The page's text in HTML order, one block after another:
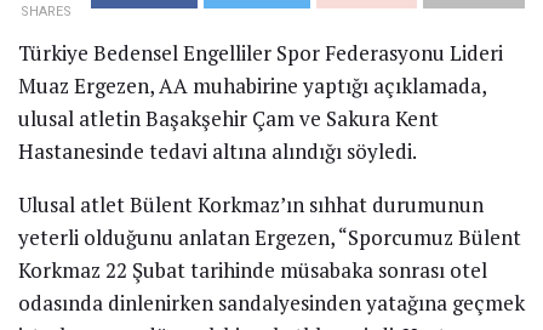
SHARES
Türkiye Bedensel Engelliler Spor Federasyonu Lideri
Muaz Ergezen, AA muhabirine yaptığı açıklamada,
ulusal atletin Başakşehir Çam ve Sakura Kent
Hastanesinde tedavi altına alındığı söyledi.
Ulusal atlet Bülent Korkmaz’ın sıhhat durumunun
yeterli olduğunu anlatan Ergezen, “Sporcumuz Bülent
Korkmaz 22 Şubat tarihinde müsabaka sonrası otel
odasında dinlenirken sandalyesinden yatağına geçmek